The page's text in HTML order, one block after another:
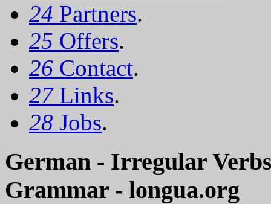
24 Partners.
25 Offers.
26 Contact.
27 Links.
28 Jobs.
German - Irregular
Grammar - longua.org